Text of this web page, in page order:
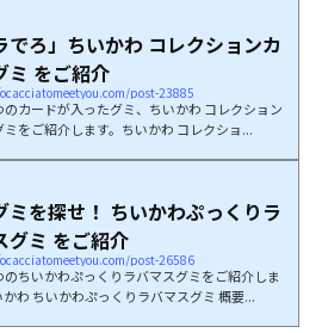
でろ」ちいかわ コレクションカ
ミ をご紹介
post-23885
のカードが入ったグミ、ちいかわ コレクション
ミをご紹介します。ちいかわ コレクショ...
ミを探せ！ ちいかわぷっくりラ
グミ をご紹介
post-26586
のちいかわぷっくりラバマスグミをご紹介しま
かわ ちいかわぷっくりラバマスグミ 概要...